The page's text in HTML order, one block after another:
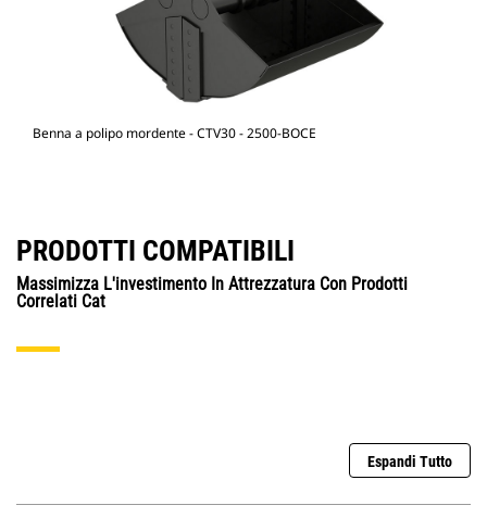
Benna a polipo mordente - CTV30 - 2500-BOCE
PRODOTTI COMPATIBILI
Massimizza L'investimento In Attrezzatura Con Prodotti
Correlati Cat
Espandi Tutto